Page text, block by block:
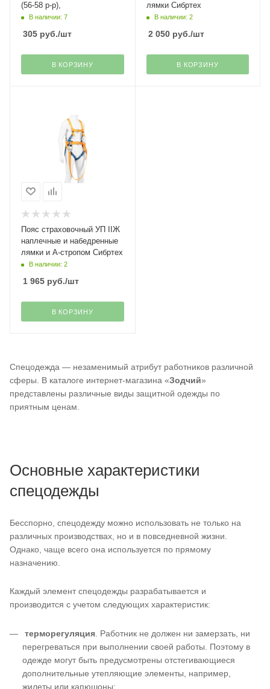
(56-58 р-р),
В наличии: 7
305 руб./шт
В КОРЗИНУ
лямки Сибртех
В наличии: 2
2 050руб./шт
В КОРЗИНУ
Пояс страховочный УП IIЖ
наплечные и набедренные
лямки и А-стропом Сибртех
В наличии: 2
1 965 руб./шт
В КОРЗИНУ
Спецодежда — незаменимый атрибут работников различной
сферы. В каталоге интернет-магазина «Зодчий»
представлены различные виды защитной одежды по
приятным ценам.
Основные характеристики
спецодежды
Бесспорно, спецодежду можно использовать не только на
различных производствах, но и в повседневной жизни.
Однако, чаще всего она используется по прямому
назначению.
Каждый элемент спецодежды разрабатывается и
производится с учетом следующих характеристик:
терморегуляция. Работник не должен ни замерзать, ни
перегреваться при выполнении своей работы. Поэтому в
одежде могут быть предусмотрены отстегивающиеся
дополнительные утепляющие элементы, например,
жилеты или капюшоны;